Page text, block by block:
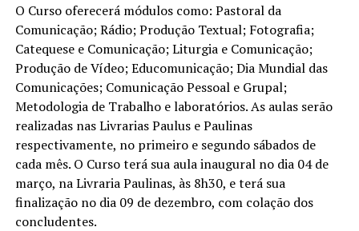
O Curso oferecerá módulos como: Pastoral da
Comunicação; Rádio; Produção Textual; Fotografia;
Catequese e Comunicação; Liturgia e Comunicação;
Produção de Vídeo; Educomunicação; Dia Mundial das
Comunicações; Comunicação Pessoal e Grupal;
Metodologia de Trabalho e laboratórios. As aulas serão
realizadas nas Livrarias Paulus e Paulinas
respectivamente, no primeiro e segundo sábados de
cada mês. O Curso terá sua aula inaugural no dia 04 de
março, na Livraria Paulinas, às 8h30, e terá sua
finalização no dia 09 de dezembro, com colação dos
concludentes.